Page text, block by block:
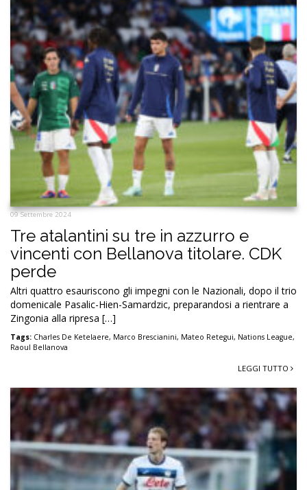
09 Settembre 2024
Tre atalantini su tre in azzurro e
vincenti con Bellanova titolare. CDK
perde
Altri quattro esauriscono gli impegni con le Nazionali, dopo il trio
domenicale Pasalic-Hien-Samardzic, preparandosi a rientrare a
Zingonia alla ripresa […]
Tags: Charles De Ketelaere, Marco Brescianini, Mateo Retegui, Nations League,
Raoul Bellanova
LEGGI TUTTO